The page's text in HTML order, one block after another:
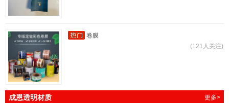
卷膜
(121人关注)
更多>
成恩透明材质